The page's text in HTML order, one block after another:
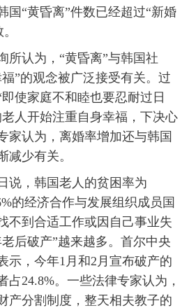
国“黄昏离”件数已经超过“新婚
认为，“黄昏离”与韩国社
”的观念被广泛接受有关。过
使家庭不和睦也要忍耐过日
人开始注重自身幸福，下决心
家认为，离婚率增加还与韩国
减少有关。
，韩国老人的贫困率为
的经济合作与发展组织成员国
不到合适工作或因自己事业失
后破产”越来越多。首尔中央
示，今年1月和2月宣布破产的
占24.8%。一些法律专家认为，
产分割制度，整天相夫教子的